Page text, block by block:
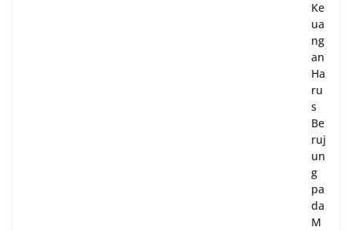
Ke
ua
ng
an
Ha
ru
s
Be
ruj
un
g
pa
da
M